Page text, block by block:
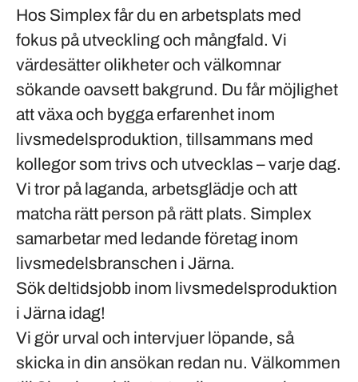
Hos Simplex får du en arbetsplats med
fokus på utveckling och mångfald. Vi
värdesätter olikheter och välkomnar
sökande oavsett bakgrund. Du får möjlighet
att växa och bygga erfarenhet inom
livsmedelsproduktion, tillsammans med
kollegor som trivs och utvecklas – varje dag.
Vi tror på laganda, arbetsglädje och att
matcha rätt person på rätt plats. Simplex
samarbetar med ledande företag inom
livsmedelsbranschen i Järna.
Sök deltidsjobb inom livsmedelsproduktion
i Järna idag!
Vi gör urval och intervjuer löpande, så
skicka in din ansökan redan nu. Välkommen